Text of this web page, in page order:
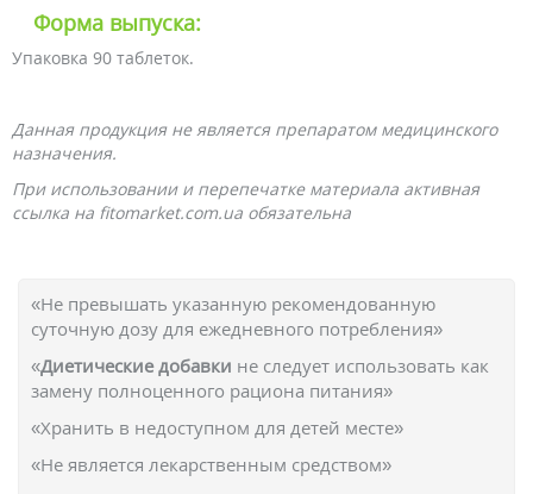
Форма выпуска:
Упаковка 90 таблеток.
Данная продукция не является препаратом медицинского
назначения.
При использовании и перепечатке материала активная
ссылка на fitomarket.com.ua обязательна
«Не превышать указанную рекомендованную
суточную дозу для ежедневного потребления»
«Диетические добавки не следует использовать как
замену полноценного рациона питания»
«Хранить в недоступном для детей месте»
«Не является лекарственным средством»